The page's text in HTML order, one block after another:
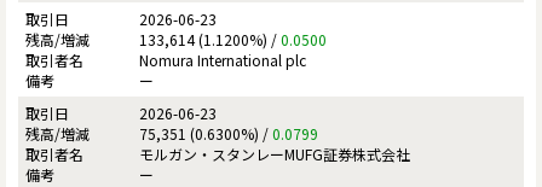
2026-06-23
133,614 (1.1200%) /0.0500
Nomura International plc
ー
2026-06-23
75,351 (0.6300%) /0.0799
モルガン・スタンレーMUFG証券株式会社
ー